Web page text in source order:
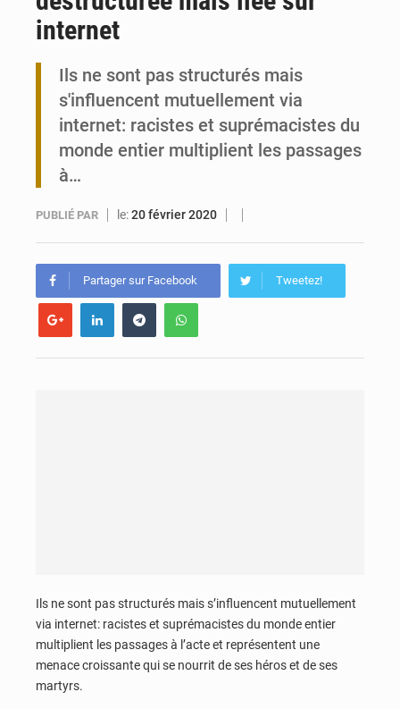
internet
Ils ne sont pas structurés mais
s'influencent mutuellement via
internet: racistes et suprémacistes du
monde entier multiplient les passages
à…
PUBLIÉ PAR le:20 février 2020
Partager sur Facebook Tweetez!
Ils ne sont pas structurés mais s’influencent mutuellement
via internet: racistes et suprémacistes du monde entier
multiplient les passages à l’acte et représentent une
menace croissante qui se nourrit de ses héros et de ses
martyrs.